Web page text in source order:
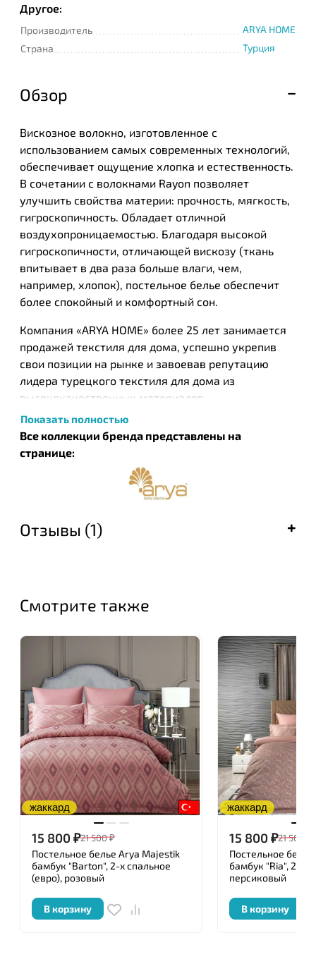
Другое:
Производитель
ARYA HOME
Страна
Турция
Обзор
Вискозное волокно, изготовленное с
использованием самых современных технологий,
обеспечивает ощущение хлопка и естественность.
В сочетании с волокнами Rayon позволяет
улучшить свойства материи: прочность, мягкость,
гигроскопичность. Обладает отличной
воздухопроницаемостью. Благодаря высокой
гигроскопичности, отличающей вискозу (ткань
впитывает в два раза больше влаги, чем,
например, хлопок), постельное белье обеспечит
более спокойный и комфортный сон.
Компания «ARYA HOME» более 25 лет занимается
продажей текстиля для дома, успешно укрепив
свои позиции на рынке и завоевав репутацию
лидера турецкого текстиля для дома из
высококачественных материалов.
Преимуществом компании является большой
ассортимент товаров, представленный на нашем
ценовому сегменту. Это дает возможность
широкого выбора, исходя из индивидуальных
вкусовых предпочтений и уровня дохода
теплые одеяла и удобные подушки, махровые
Наш интернет-магазин постоянно радует
покупателей новинками. Безупречное качество
производства обеспечивается
профессионализмом и квалификацией
специалистов, которые производят продукцию на
крупнейших турецких фабриках, имеющих
высочайшую репутацию и оснащённых
современным высокотехнологичным швейным
оборудованием.
Конечная цель «ARYA HOME» - это комфорт,
удобство и уют в вашем доме. Играйте со стилем в
вашем доме, меняйте облик каждой из комнат по
настроению, сезону или совместным увлечениям,
а «ARYA HOME» с любовью поможет подобрать вам
лучший текстиль для дома по выгодной цене.
Показать полностью
Все коллекции бренда представлены на
странице:
Отзывы (1)
Смотрите также
жаккард
15 800₽21 500₽
Постельное белье Arya Majestik
бамбук "Barton", 2-х спальное
(евро), розовый
В корзину
жаккард
15 800₽21 500
Постельное
бамбук "Ria", 2-х
персиковый
В корзину